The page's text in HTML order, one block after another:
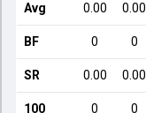
Avg 0.00 0.00
BF 0 0
SR 0.00 0.00
100 0 0